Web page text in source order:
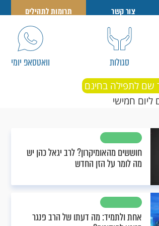
צור קשר תרומות לתהילים
סגולות וואטסאפ יומי
שם לתפילה בחינם
ליום חמישי
חוששים מהאומיקרון? לרב יגאל כהן יש
מה לומר על הזן החדש
אחת ולתמיד: מה דעתו של הרב פנגר